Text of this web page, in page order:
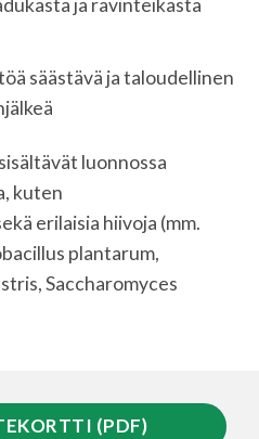
ja ravinteikasta
säästävä ja taloudellinen
luonnossa
kuten
erilaisia hiivoja (mm.
plantarum,
Saccharomyces
(PDF)